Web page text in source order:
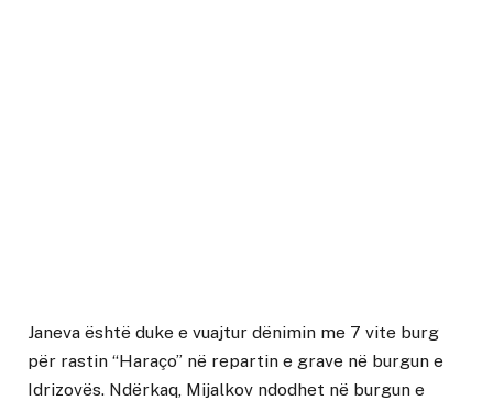
Janeva është duke e vuajtur dënimin me 7 vite burg
për rastin “Haraço” në repartin e grave në burgun e
Idrizovës. Ndërkaq, Mijalkov ndodhet në burgun e